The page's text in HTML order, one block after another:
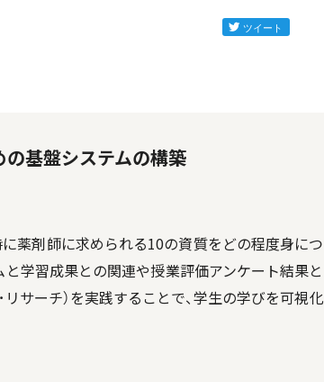
基盤システムの構築
薬剤師に求められる10の資質をどの程度身につ
学習成果との関連や授業評価アンケート結果と
サーチ）を実践することで、学生の学びを可視化